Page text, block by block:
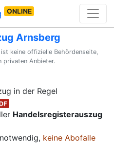
ONLINE
Arnsberg
keine offizielle Behördenseite,
privaten Anbieter.
in der Regel
Handelsregisterauszug
keine Abofalle